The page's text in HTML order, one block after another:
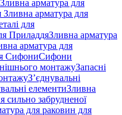
Зливна арматура для
Зливна арматура для
для
ПриладдяЗливна арматура
арматура для
СифониСифони
монтажуЗапасні
З’єднувальні
елементиЗливна
сильно забрудненої
для раковин для